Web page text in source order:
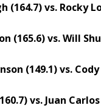
(164.7) vs. Rocky
(165.6) vs. Will
(149.1) vs.
vs. Juan